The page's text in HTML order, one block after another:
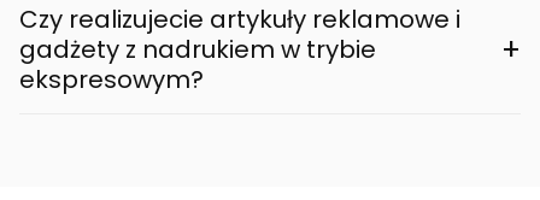
Czy realizujecie artykuły reklamowe i
gadżety z nadrukiem w trybie
ekspresowym?
+